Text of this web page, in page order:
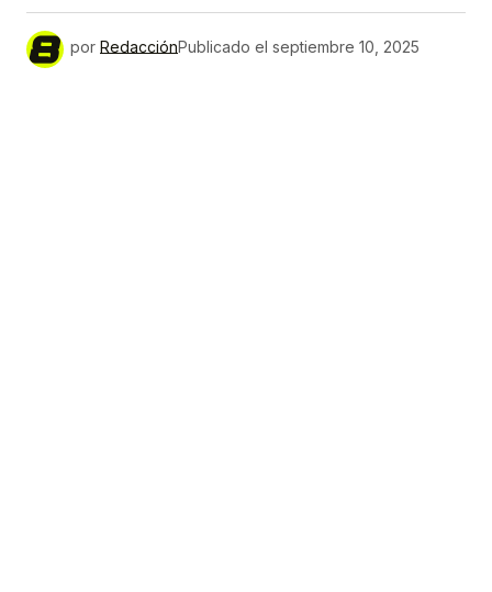
por RedacciónPublicado el septiembre 10, 2025